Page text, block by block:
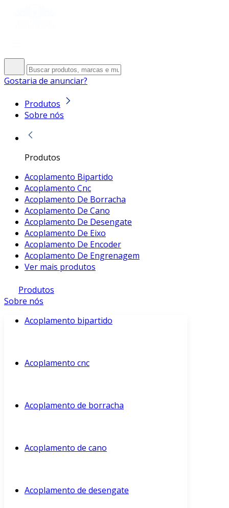
Gostaria de anunciar?
Produtos
Sobre nós
Produtos
Acoplamento Bipartido
Acoplamento Cnc
Acoplamento De Borracha
Acoplamento De Cano
Acoplamento De Desengate
Acoplamento De Eixo
Acoplamento De Encoder
Acoplamento De Engrenagem
Ver mais produtos
Produtos
Sobre nós
Acoplamento bipartido
Acoplamento cnc
Acoplamento de borracha
Acoplamento de cano
Acoplamento de desengate